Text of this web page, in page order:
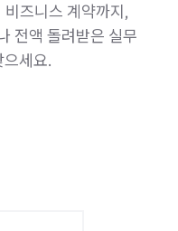
즈니스 계약까지,
전액 돌려받은 실무
세요.